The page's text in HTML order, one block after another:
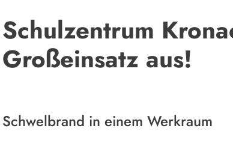
Schulzentrum
Großeinsatz aus!
Schwelbrand in einem Werkraum